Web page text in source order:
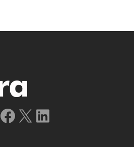
Facebook
X LinkedIn